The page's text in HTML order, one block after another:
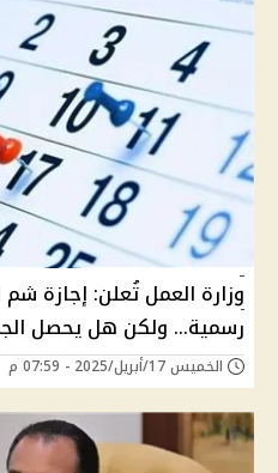
وزارة العمل تُعلن: إجازة
رسمية... ولكن هل يحصل
الخميس 17/أبريل/2025 - 07:59 م